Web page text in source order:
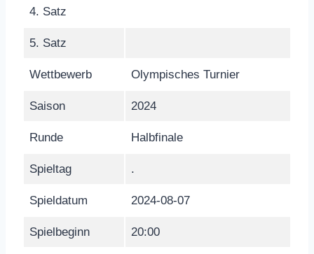
4. Satz
5. Satz
Wettbewerb Olympisches Turnier
Saison 2024
Runde Halbfinale
Spieltag .
Spieldatum 2024-08-07
Spielbeginn 20:00